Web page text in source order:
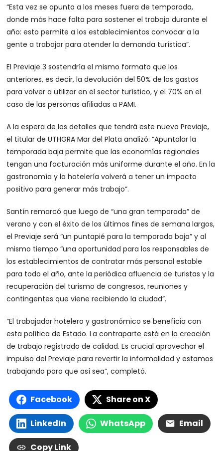
“Esta vez se apunta a los meses fuera de temporada,
donde más hace falta para sostener el trabajo durante el
año: esto permite a los establecimientos convocar a la
gente a trabajar para atender la demanda turística”.
El Previaje 3 sostendría el mismo formato que los
anteriores, es decir, la devolución del 50% de los gastos
para volver a utilizar en el sector turístico, y el 70% en el
caso de las personas afiliadas a PAMI.
A la espera de los detalles que tendrá este nuevo Previaje,
el titular de UTHGRA Mar del Plata analizó: “Apuntalar la
temporada baja permite que las economías regionales
tengan una facturación más uniforme durante el año. En la
gastronomía y la hotelería volverá a tener un impacto
positivo para generar más trabajo”.
Santín remarcó que luego de “una gran temporada” de
verano y con el éxito de los últimos fines de semana largos,
el Previaje será “un puntapié para la temporada baja” y al
mismo tiempo “una oportunidad para los responsables de
los establecimientos de contratar más personal estable
para todo el año, ante la periódica afluencia de turistas y la
recuperación del turismo de congresos, reuniones y
contingentes que viene recibiendo la ciudad”.
“El trabajador hotelero y gastronómico se beneficia con
esta política de Estado. La contraparte está en la creación
de trabajo registrado de calidad. Es crucial aprovechar el
impulso del Previaje para revertir la informalidad y estamos
trabajando para que así sea”, completó.
Facebook Share on X
LinkedIn WhatsApp Email
Copy Link